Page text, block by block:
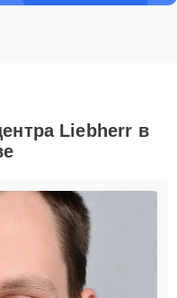
Liebherr в